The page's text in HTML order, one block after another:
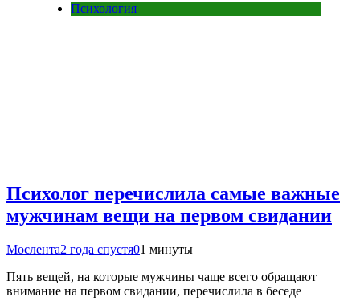
Психология
Психолог перечислила самые важные
мужчинам вещи на первом свидании
Мослента2 года спустя01 минуты
Пять вещей, на которые мужчины чаще всего обращают
внимание на первом свидании, перечислила в беседе